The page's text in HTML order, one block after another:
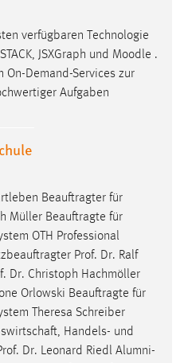
verfügbaren Technologie
JSXGraph und Moodle .
On-Demand-Services zur
Aufgaben
Beauftragter für
Müller Beauftragte für
OTH Professional
Prof. Dr. Ralf
Dr. Christoph Hachmöller
Orlowski Beauftragte für
Theresa Schreiber
Handels- und
Dr. Leonard Riedl Alumni-
frame-style-
mibew_locale = 3
um sich an der Website
Informationen anonym.
uns zu verstehen, wie